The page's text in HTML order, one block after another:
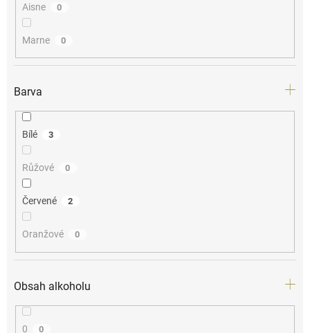
Aisne 0
Marne 0
Barva
Bílé 3
Růžové 0
Červené 2
Oranžové 0
Obsah alkoholu
0 0